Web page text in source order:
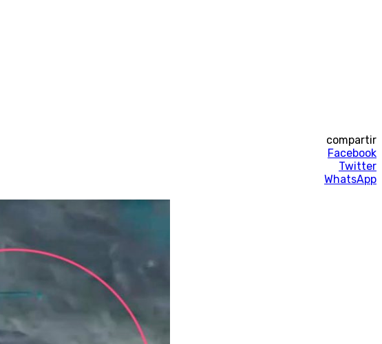
compartir
Facebook
Twitter
WhatsApp